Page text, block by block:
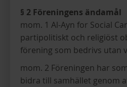
§ 2 Föreningens ändamål
mom. 1 Al-Ayn for Social
partipolitiskt och religiöst
förening som bedrivs utan
mom. 2 Föreningen har
bidra till samhället genom